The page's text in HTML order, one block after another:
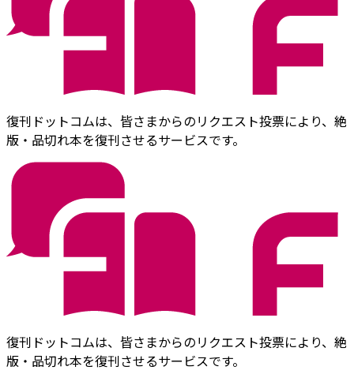
復刊ドットコムは、皆さまからのリクエスト投票により、絶
版・品切れ本を復刊させるサービスです。
復刊ドットコムは、皆さまからのリクエスト投票により、絶
版・品切れ本を復刊させるサービスです。